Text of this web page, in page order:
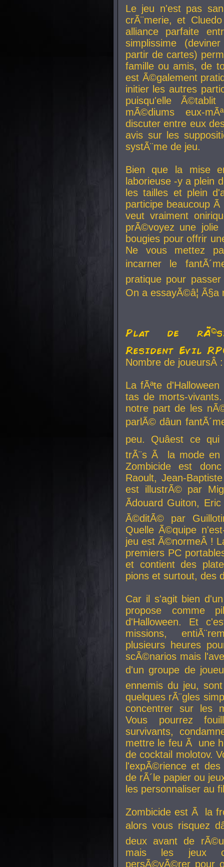
Le jeu n'est pas
crÃ¨merie, et
alliance parfaite
simplissime
partir de cartes)
famille ou amis, de
est Ã©galement
initier les autres
puisqu'elle
mÃ©diums eux-
discuter entre eux
avis sur les
systÃ¨me de jeu.
Bien que la mise
laborieuse -y a plein
les tailles et plein
participe beaucoup
veut vraiment
prÃ©voyez une
bougies pour offrir
Ne vous mettez
incarner le
pratique pour
On a essayÃ©â¦
Plat de
Resident Evil
Nombre de
La fÃªte
tas de morts-
notre part de les
parlÃ© dâun
peu. Quâest ce
trÃ¨s Ã la mode en
Zombicide est
Raoult, Jean-
est illustrÃ© par
Ãdouard Guiton,
Ã©ditÃ© par
Quelle Ã©quipe
jeu est Ã©normeÂ !
premiers PC
et contient des
pions et surtout, des
Car il s'agit bien
propose comme
d'Halloween. Et
missions,
plusieurs heures
scÃ©narios mais
d'un groupe de
ennemis du jeu,
quelques rÃ¨gles
concentrer sur les
Vous pourrez
survivants,
mettre le feu Ã une
de cocktail molotov.
l'expÃ©rience et
de rÃ´le papier ou
les personnaliser au
Zombicide est Ã la
alors vous risquez
deux avant de
mais les jeux
persÃ©vÃ©rer pour